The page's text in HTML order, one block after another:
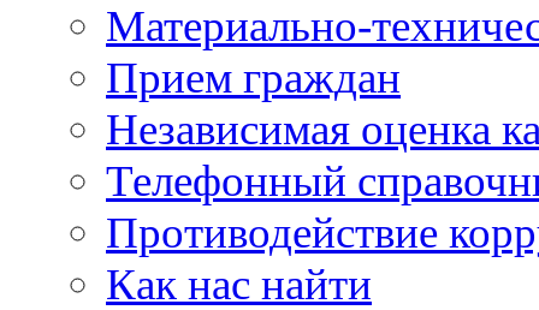
Материально-
Прием граждан
Независимая оценка
Телефонный
Противодействие
Как нас найти